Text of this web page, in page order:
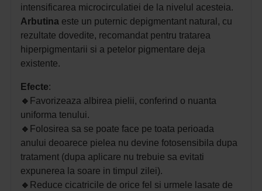
intensificarea microcirculatiei de la nivelul acesteia.
Arbutina este un puternic depigmentant natural, cu
rezultate dovedite, recomandat pentru tratarea
hiperpigmentarii si a petelor pigmentare deja
existente.
Efecte:
🔹 Favorizeaza albirea pielii, conferind o nuanta
uniforma tenului.
🔹 Folosirea sa se poate face pe toata perioada
anului deoarece pielea nu devine fotosensibila dupa
tratament (dupa aplicare nu trebuie sa evitati
expunerea la soare in timpul zilei).
🔹 Reduce cicatricile de orice fel si urmele lasate de